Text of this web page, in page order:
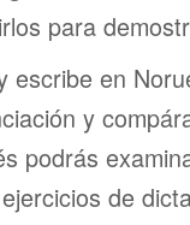
para
escribe en
y
podrás
de